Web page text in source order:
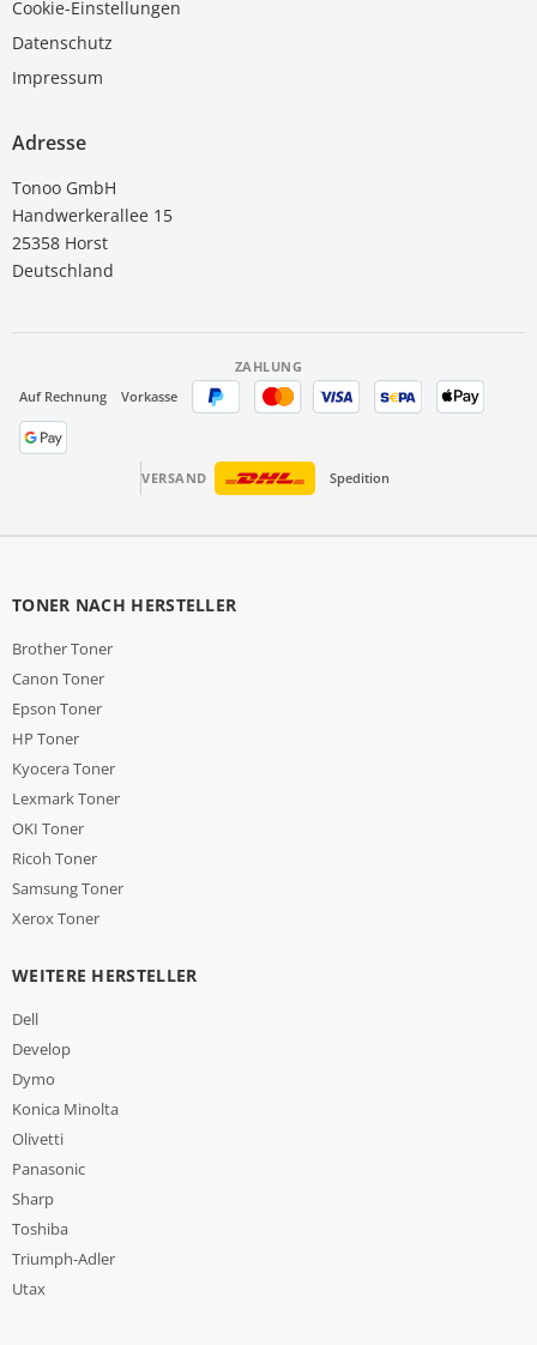
Cookie-Einstellungen
Datenschutz
Impressum
Adresse
Tonoo GmbH
Handwerkerallee 15
25358 Horst
Deutschland
ZAHLUNG
Auf Rechnung
Vorkasse
VERSAND Spedition
TONER NACH HERSTELLER
Brother Toner
Canon Toner
Epson Toner
HP Toner
Kyocera Toner
Lexmark Toner
OKI Toner
Ricoh Toner
Samsung Toner
Xerox Toner
WEITERE HERSTELLER
Dell
Develop
Dymo
Konica Minolta
Olivetti
Panasonic
Sharp
Toshiba
Triumph-Adler
Utax